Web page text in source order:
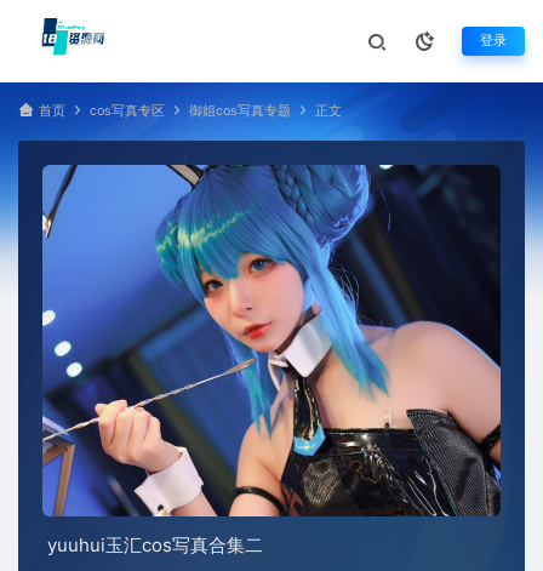
登录
首页 cos写真专区 御姐cos写真专题 正文
yuuhui玉汇cos写真合集二